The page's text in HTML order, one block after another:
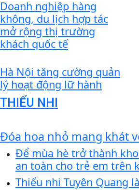
Doanh nghiệp hàng
không, du lịch hợp tác
mở rộng thị trường
khách quốc tế
Hà Nội tăng cường quản
lý hoạt động lữ hành
THIẾU NHI
Đóa hoa nhỏ mang khát
Để mùa hè trở thành
an toàn cho trẻ em trên
Thiếu nhi Tuyên Quang